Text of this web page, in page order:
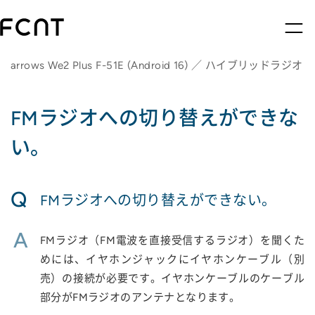
arrows We2 Plus F-51E (Android 16) ／ ハイブリッドラジオ
FMラジオへの切り替えができな
い。
Q FMラジオへの切り替えができない。
A
FMラジオ（FM電波を直接受信するラジオ）を聞くた
めには、イヤホンジャックにイヤホンケーブル（別
売）の接続が必要です。イヤホンケーブルのケーブル
部分がFMラジオのアンテナとなります。